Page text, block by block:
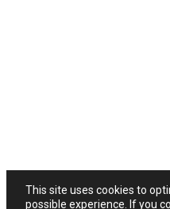
This site uses cookies to
possible experience. If you